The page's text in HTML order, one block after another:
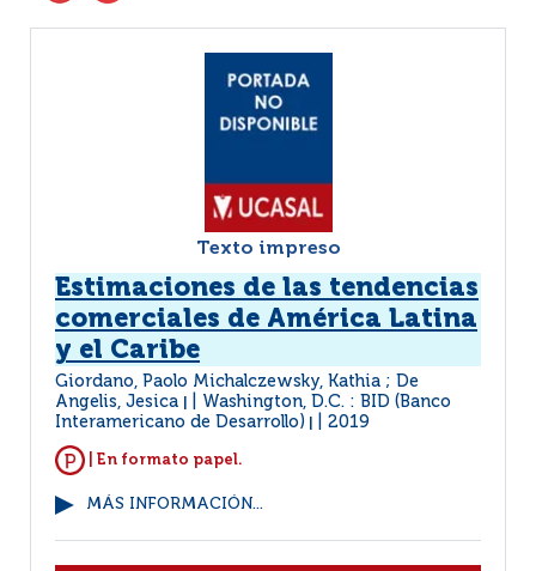
Texto impreso
Estimaciones de las tendencias
comerciales de América Latina
y el Caribe
Giordano, Paolo Michalczewsky, Kathia ; De
Angelis, Jesica
Washington, D.C. : BID (Banco
Interamericano de Desarrollo)
2019
| En formato papel.
MÁS INFORMACIÓN...